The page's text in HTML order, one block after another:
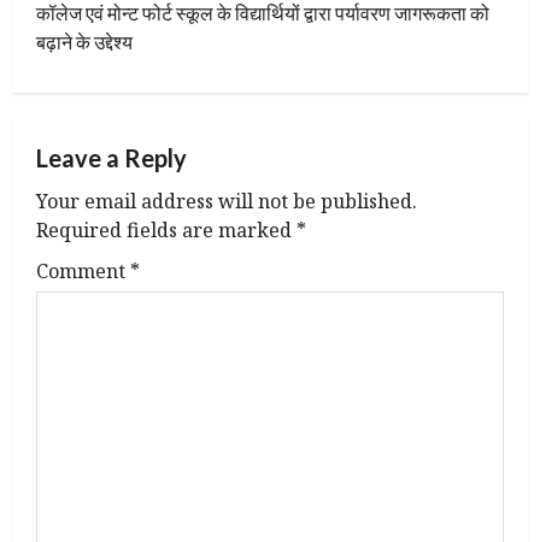
t
v
i
g
कॉलेज एवं मोन्ट फोर्ट स्कूल के विद्यार्थियों द्वारा पर्यावरण जागरूकता को
बढ़ाने के उद्देश्य
Leave a Reply
Your email address will not be published.
Required fields are marked *
Comment *